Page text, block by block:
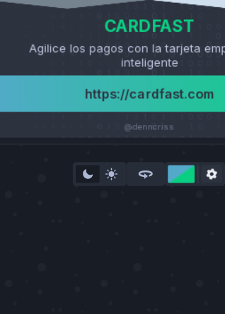
CARDFAST
Agilice los pagos con la tarjeta
inteligente
https://cardfast.com
@denncriss
+33 7 35 55 50 46
marvin.mak#ll@example.com
0000 libertad, Oporto - portugal
https://marvimkeller.com